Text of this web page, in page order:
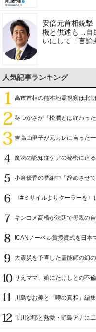
安倍元首相銃
機と供述も…自
いにして「言論
人気記事ランキング
高市首相の熊本地震視察は北
葵つかさが「松潤とは終わった
吉高由里子が元カレに言った
魔法の認知症ケアの秘密に迫る
小倉優香の番組中「辞めさせ
〈#ミサイルよりクーラーを
キンコメ高橋が法廷で母親の
ICANノーベル賞授賞式を日本
大震災を予言した霊能師の幻
りえママ、娘にたけしとの不
川島なお美と「噂の真相」編
市川沙耶と熱愛・野島アナに